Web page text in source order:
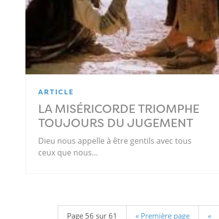
ARTICLE
LA MISÉRICORDE TRIOMPHE
TOUJOURS DU JUGEMENT
Dieu nous appelle à être gentils avec tous
ceux que nous…
Page 56 sur 61 « Première page «